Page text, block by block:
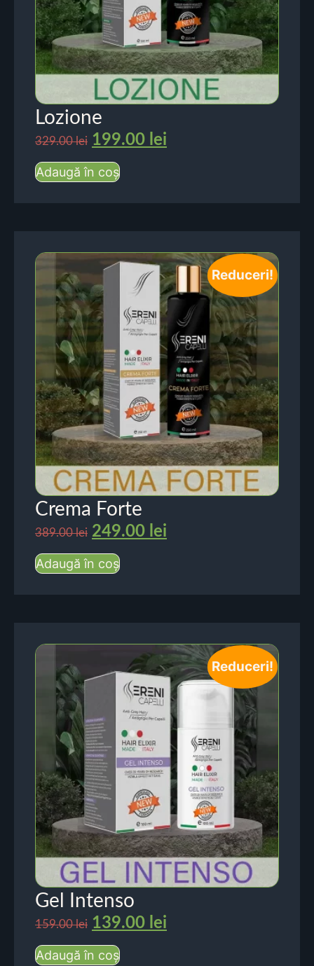
Lozione
329.00lei 199.00 lei
Adaugă în coș
Reduceri!
Crema Forte
389.00lei 249.00 lei
Adaugă în coș
Reduceri!
Gel Intenso
159.00lei 139.00 lei
Adaugă în coș